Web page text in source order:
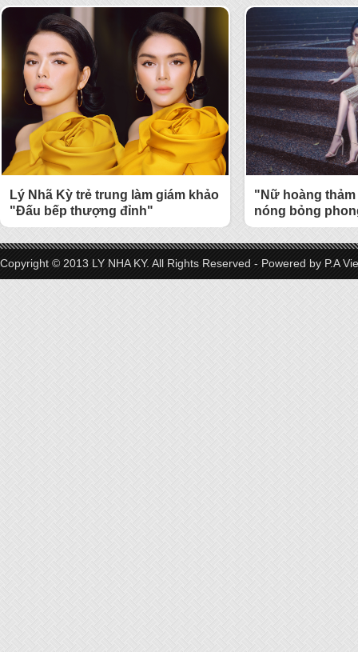
Lý Nhã Kỳ trẻ trung làm giám khảo
"Đấu bếp thượng đỉnh"
"Nữ hoàng
nóng bỏng
Copyright © 2013 LY NHA KY. All Rights Reserved - Powered by P.A